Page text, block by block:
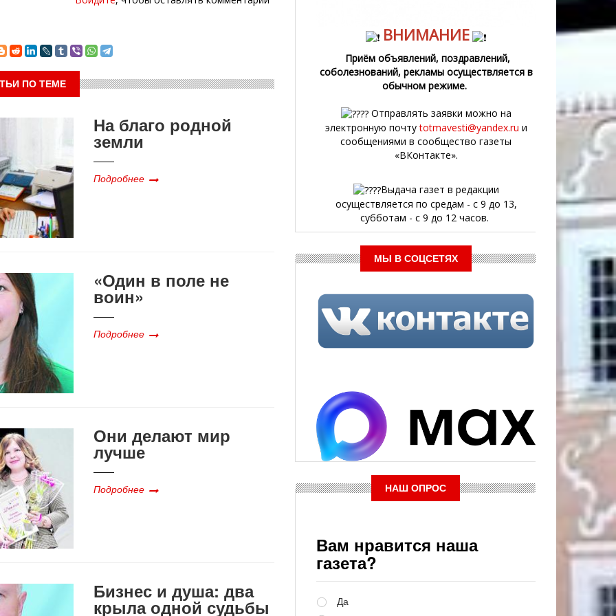
ПО ТЕМЕ
На благо родной
земли
Подробнее
«Один в поле не
воин»
Подробнее
Они делают мир
лучше
Подробнее
Бизнес и душа: два
крыла одной судьбы
ВНИМАНИЕ
Приём объявлений, поздравлений,
соболезнований, рекламы осуществляется в
обычном режиме.
Отправлять заявки можно на
электронную почтуtotmavesti@yandex.ru и
сообщениями в сообщество газеты
«ВКонтакте».
Выдача газет в редакции
осуществляется по средам - с 9 до 13,
субботам - с 9 до 12 часов.
МЫ В СОЦСЕТЯХ
НАШ ОПРОС
Вам нравится наша
газета?
Да